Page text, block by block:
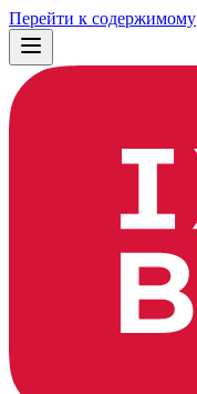
Перейти к содержимому